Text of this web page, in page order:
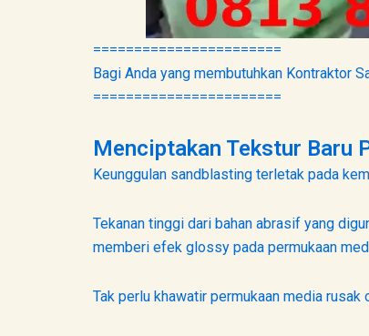
=======================
Bagi Anda yang membutuhkan Kontraktor
=======================
Menciptakan Tekstur Baru
Keunggulan sandblasting terletak pada
Tekanan tinggi dari bahan abrasif yang
memberi efek glossy pada permukaan
Tak perlu khawatir permukaan media rusak